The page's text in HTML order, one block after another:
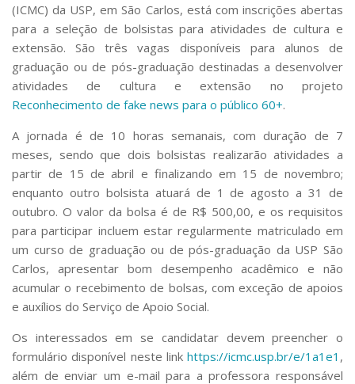
Serviços
Bibliotecas
Apoio ao Estudante
Segurança, Trânsito e Prevenção
RH, Administrativo e Financeiro
Outros serviços
Assessorias e Mídias
Aplicativos e Sites
Agenda de Eventos
Defesa de Teses
(ICMC) da USP, em São Carlos, está com inscrições abertas
para a seleção de bolsistas para atividades de cultura e
extensão. São três vagas disponíveis para alunos de
graduação ou de pós-graduação destinadas a desenvolver
atividades de cultura e extensão no projeto
Reconhecimento de fake news para o público 60+.
A jornada é de 10 horas semanais, com duração de 7
meses, sendo que dois bolsistas realizarão atividades a
partir de 15 de abril e finalizando em 15 de novembro;
enquanto outro bolsista atuará de 1 de agosto a 31 de
outubro. O valor da bolsa é de R$ 500,00, e os requisitos
para participar incluem estar regularmente matriculado em
um curso de graduação ou de pós-graduação da USP São
Carlos, apresentar bom desempenho acadêmico e não
acumular o recebimento de bolsas, com exceção de apoios
e auxílios do Serviço de Apoio Social.
Os interessados em se candidatar devem preencher o
formulário disponível neste link https://icmc.usp.br/e/1a1e1 ,
além de enviar um e-mail para a professora responsável